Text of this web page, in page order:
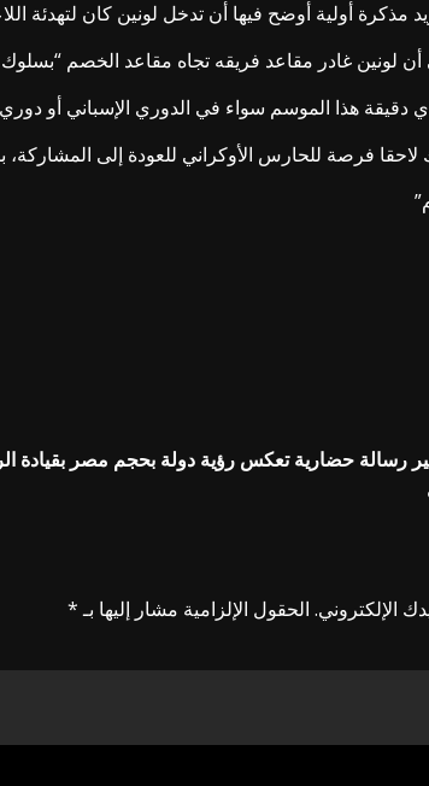
مذكرة أولية أوضح فيها أن تدخل لونين كان لتهدئة
لونين غادر مقاعد فريقه تجاه مقاعد الخصم “بسلوك
هذا الموسم سواء في الدوري الإسباني أو دوري
فرصة للحارس الأوكراني للعودة إلى المشاركة،
رسالة حضارية تعكس رؤية دولة بحجم مصر بقيادة
الإلكتروني. الحقول الإلزامية مشار إليها بـ*